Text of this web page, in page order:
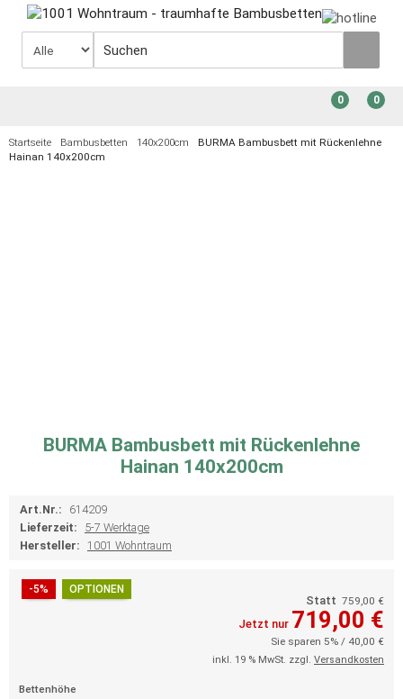
0
0
Startseite Bambusbetten 140x200cm
BURMA Bambusbett mit Rückenlehne
Hainan 140x200cm
BURMA Bambusbett mit Rückenlehne
Hainan 140x200cm
Art.Nr.:
614209
Lieferzeit:
5-7 Werktage
Hersteller: 1001 Wohntraum
-5% OPTIONEN
Statt 759,00 €
Jetzt nur 719,00 €
Sie sparen 5% / 40,00 €
inkl. 19 % MwSt. zzgl. Versandkosten
Bettenhöhe